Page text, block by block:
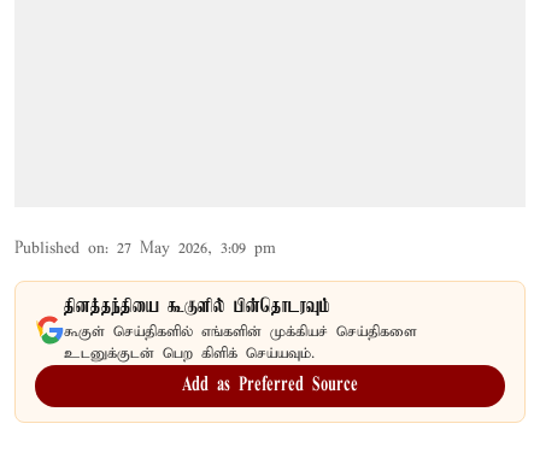
Published on: 27 May 2026, 3:09 pm
தினத்தந்தியை கூகுளில் பின்தொடரவும்
கூகுள் செய்திகளில் எங்களின் முக்கியச் செய்திகளை
உடனுக்குடன் பெற கிளிக் செய்யவும்.
Add as Preferred Source